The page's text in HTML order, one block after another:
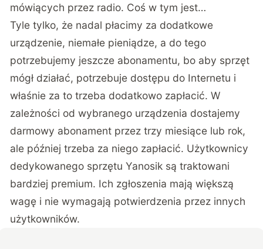
mówiących przez radio. Coś w tym jest…
Tyle tylko, że nadal płacimy za dodatkowe
urządzenie, niemałe pieniądze, a do tego
potrzebujemy jeszcze abonamentu, bo aby sprzęt
mógł działać, potrzebuje dostępu do Internetu i
właśnie za to trzeba dodatkowo zapłacić. W
zależności od wybranego urządzenia dostajemy
darmowy abonament przez trzy miesiące lub rok,
ale później trzeba za niego zapłacić. Użytkownicy
dedykowanego sprzętu Yanosik są traktowani
bardziej premium. Ich zgłoszenia mają większą
wagę i nie wymagają potwierdzenia przez innych
użytkowników.